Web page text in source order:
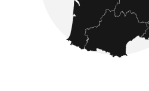
estimation immobilière
experts, vous êtes sûr d'obtenir
évaluation précise et fiable
votre bien avant de le mettre